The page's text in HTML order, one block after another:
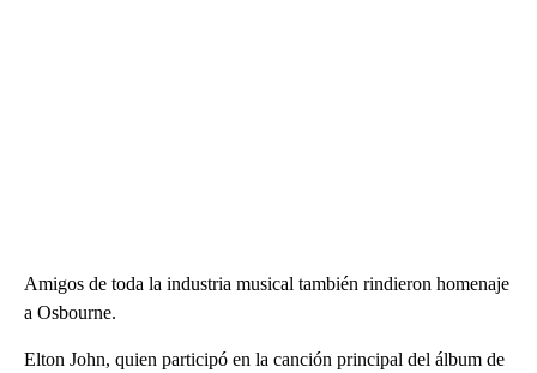
Amigos de toda la industria musical también rindieron homenaje
a Osbourne.
Elton John, quien participó en la canción principal del álbum de